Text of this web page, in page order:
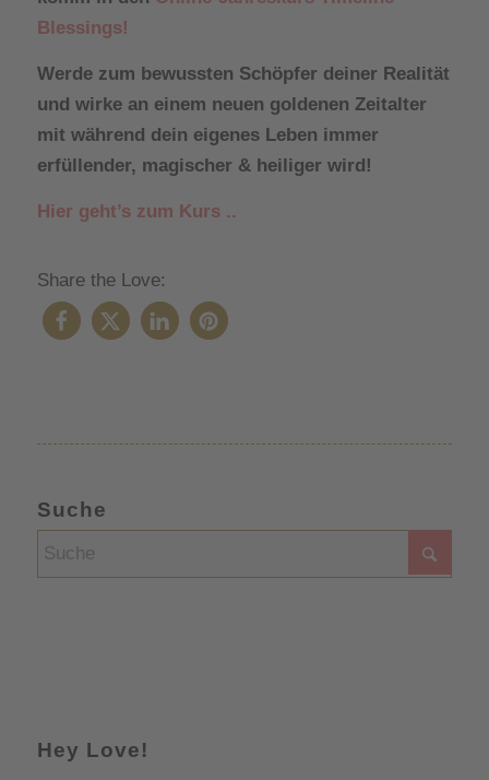
Blessings!
Werde zum bewussten Schöpfer deiner Realität
und wirke an einem neuen goldenen Zeitalter
mit während dein eigenes Leben immer
erfüllender, magischer & heiliger wird!
Hier geht’s zum Kurs ..
Share the Love:
Suche
Hey Love!